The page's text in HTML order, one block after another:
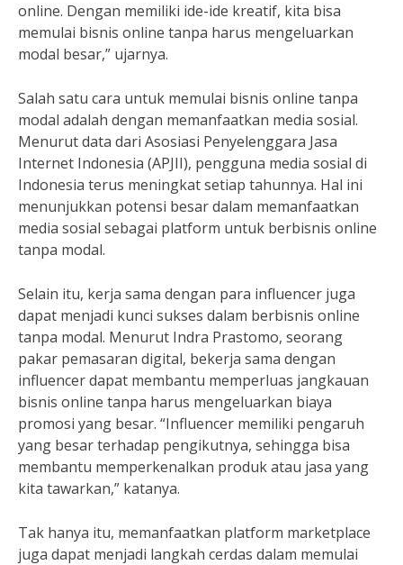
online. Dengan memiliki ide-ide kreatif, kita bisa
memulai bisnis online tanpa harus mengeluarkan
modal besar,” ujarnya.
Salah satu cara untuk memulai bisnis online tanpa
modal adalah dengan memanfaatkan media sosial.
Menurut data dari Asosiasi Penyelenggara Jasa
Internet Indonesia (APJII), pengguna media sosial di
Indonesia terus meningkat setiap tahunnya. Hal ini
menunjukkan potensi besar dalam memanfaatkan
media sosial sebagai platform untuk berbisnis online
tanpa modal.
Selain itu, kerja sama dengan para influencer juga
dapat menjadi kunci sukses dalam berbisnis online
tanpa modal. Menurut Indra Prastomo, seorang
pakar pemasaran digital, bekerja sama dengan
influencer dapat membantu memperluas jangkauan
bisnis online tanpa harus mengeluarkan biaya
promosi yang besar. “Influencer memiliki pengaruh
yang besar terhadap pengikutnya, sehingga bisa
membantu memperkenalkan produk atau jasa yang
kita tawarkan,” katanya.
Tak hanya itu, memanfaatkan platform marketplace
juga dapat menjadi langkah cerdas dalam memulai